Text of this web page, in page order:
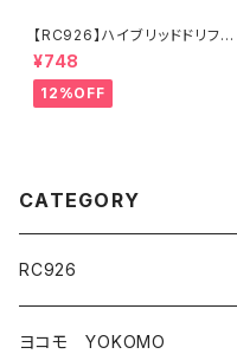
【RC926】ハイブリッドドリフト
スプリング【ツイン】 ミディアム-
1.4 レッド（4個入り） KN-D
ST14
¥748
12%OFF
CATEGORY
RC926
タイヤ・ホイール関連
ヨコモ YOKOMO